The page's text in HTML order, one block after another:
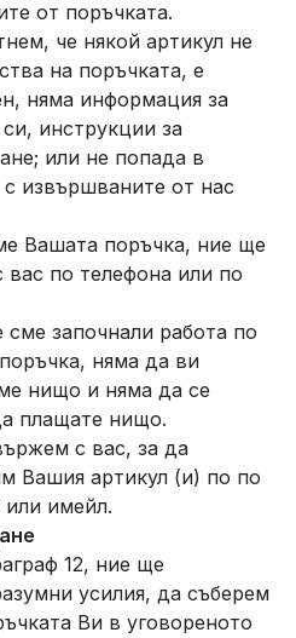
от поръчката.
че някой артикул не
на поръчката, е
няма информация за
инструкции за
или не попада в
с извършваните от нас
Вашата поръчка, ние ще
по телефона или по
сме започнали работа по
няма да ви
нищо и няма да се
плащате нищо.
с вас, за да
Вашия артикул (и) по по
или имейл.
12, ние ще
усилия, да съберем
Ви в уговореното